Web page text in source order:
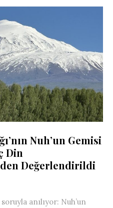
Nuh’un Gemisi
Din
Değerlendirildi
anılıyor: Nuh’un